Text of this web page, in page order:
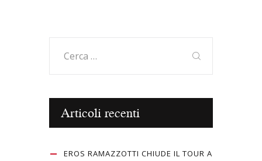
per:
Articoli recenti
EROS RAMAZZOTTI CHIUDE IL TOUR A